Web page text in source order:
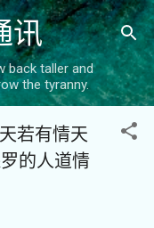
讯
back taller and
the tyranny.
若有情天
的人道情